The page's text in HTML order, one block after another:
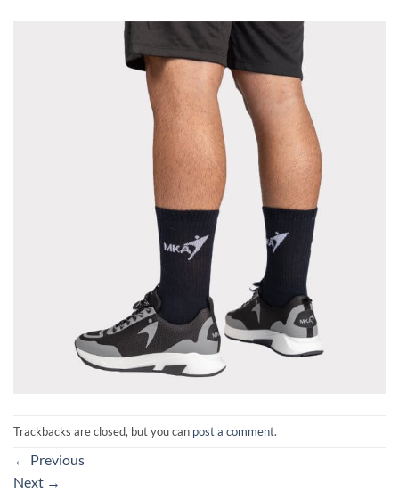
Trackbacks are closed, but you can post a comment.
← Previous
Next →